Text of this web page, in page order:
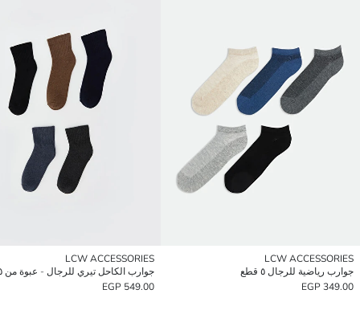
LCW ACCESSORIES
جوارب رياضية للرجال ٥ قطع
349.00 EGP
LCW ACCESSORIES
جوارب الكاحل تيري للرجال - عبوة من ٥ قطع
549.00 EGP